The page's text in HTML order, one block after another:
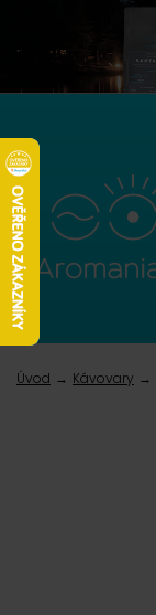
Úvod Kávovary